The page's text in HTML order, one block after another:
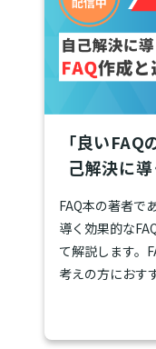
「良い
己解決に
FAQ本の著者で
導く効果的な
て解説します。
考えの方におす